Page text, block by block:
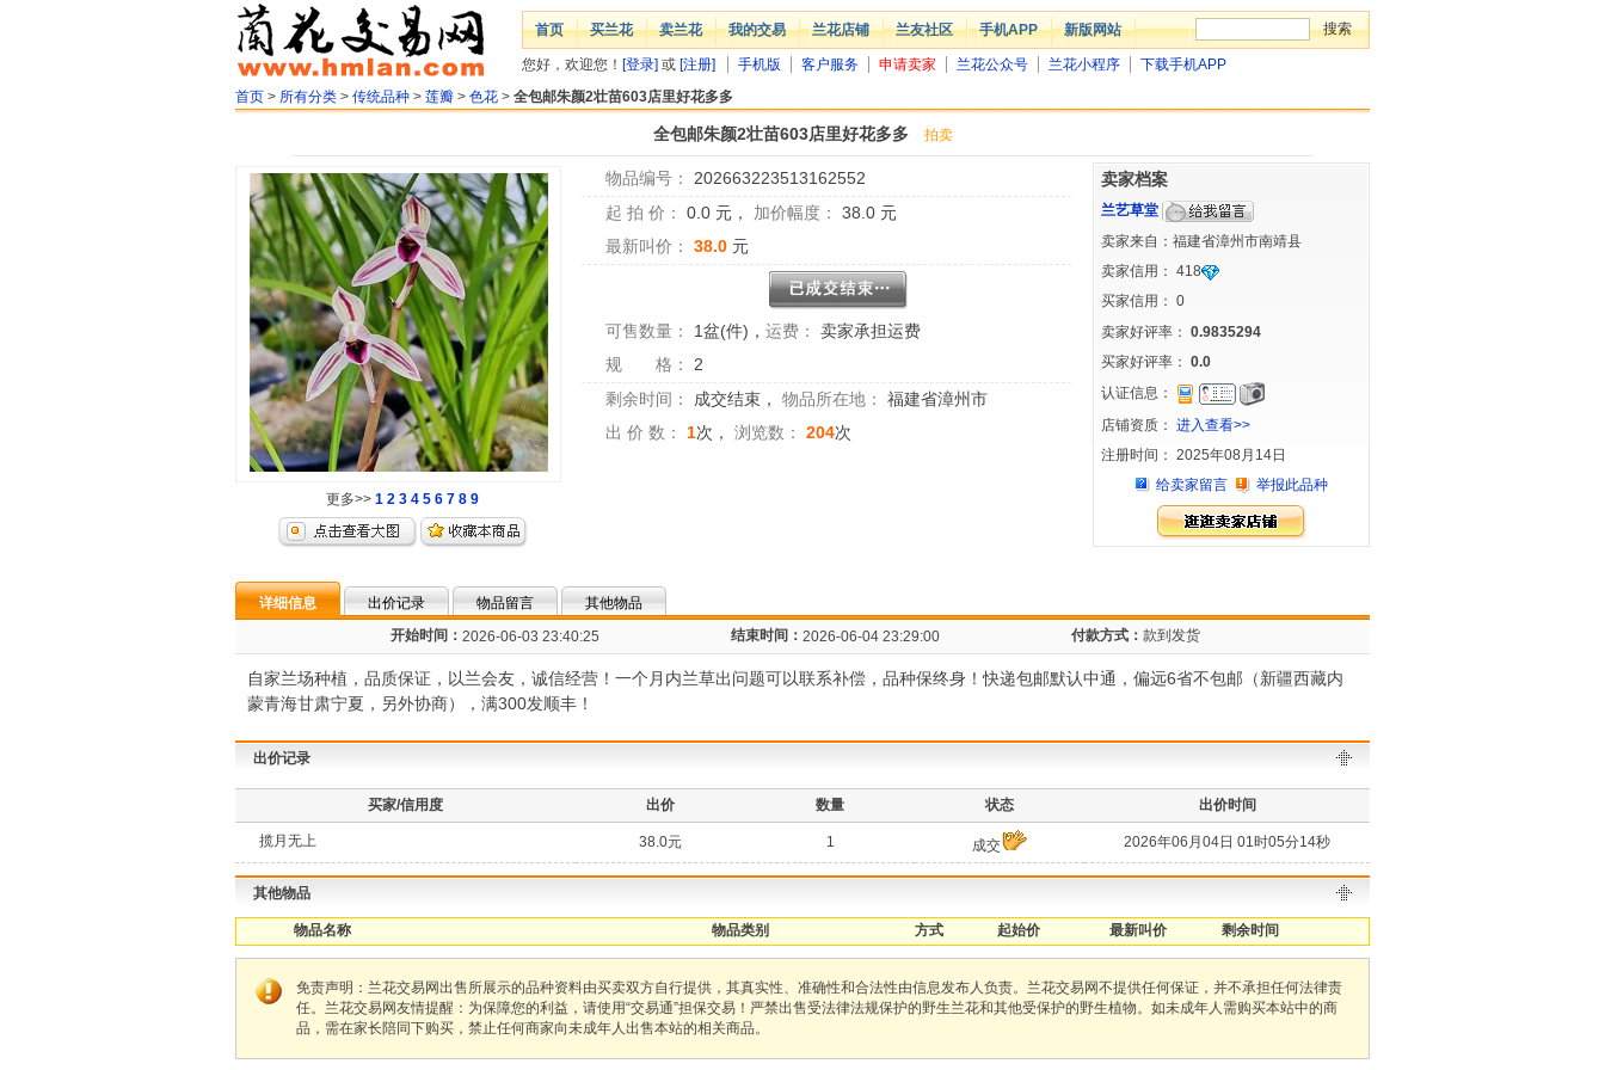
首页 买兰花 卖兰花 我的交易 兰花店铺 兰友社区 手机APP 新版网站
您好，欢迎您！ [登录] 或 [注册] 手机版 客户服务 申请卖家 兰花公众号 兰花小程序
下载手机APP
首页 > 所有分类 > 传统品种 > 莲瓣 > 色花 > 全包邮朱颜2壮苗603店里好花多多
全包邮朱颜2壮苗603店里好花多多 拍卖
更多>> 1 2 3 4 5 6 7 8 9
物品编号：
202663223513162552
起 拍 价：
0.0 元， 加价幅度： 38.0 元
最新叫价：
38.0 元
可售数量： 1盆(件) ， 运费：
卖家承担运费
规 格：
2
剩余时间：
成交结束 ， 物品所在地：
福建省漳州市
出 价 数：
1次， 浏览数： 204次
卖家档案
兰艺草堂
卖家来自：福建省漳州市南靖县
卖家信用： 418
买家信用： 0
卖家好评率： 0.9835294
买家好评率： 0.0
认证信息：
店铺资质： 进入查看>>
注册时间： 2025年08月14日
给卖家留言
举报此品种
详细信息 出价记录 物品留言
其他物品
开始时间： 2026-06-03 23:40:25 结束时间： 2026-06-04 23:29:00 付款方式： 款到发货
自家兰场种植，品质保证，以兰会友，诚信经营！一个月内兰草出问题可以联系补偿，品种保终身！快递包邮默认中通，偏远6省不包邮（新疆西藏内
蒙青海甘肃宁夏，另外协商），满300发顺丰！
出价记录
买家/信用度 出价 数量 状态 出价时间
揽月无上 38.0元 1 成交 2026年06月04日 01时05分14秒
其他物品
物品名称 物品类别 方式 起始价 最新叫价 剩余时间
免责声明：兰花交易网出售所展示的品种资料由买卖双方自行提供，其真实性、准确性和合法性由信息发布人负责。兰花交易网不提供任何保证，并不承担任何法律责
任。兰花交易网友情提醒：为保障您的利益，请使用“交易通”担保交易！严禁出售受法律法规保护的野生兰花和其他受保护的野生植物。如未成年人需购买本站中的商
品，需在家长陪同下购买，禁止任何商家向未成年人出售本站的相关商品。